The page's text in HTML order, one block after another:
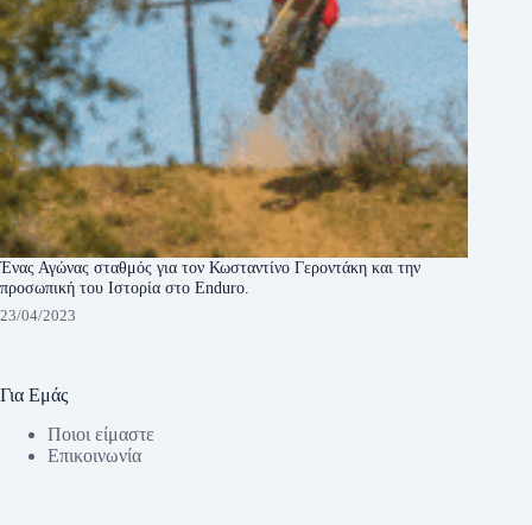
Ένας Αγώνας σταθμός για τον Κωσταντίνο Γεροντάκη και την
προσωπική του Ιστορία στο Enduro.
23/04/2023
Για Εμάς
Ποιοι είμαστε
Eπικοινωνία